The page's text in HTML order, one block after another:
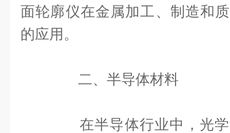
面轮廓仪在金属加工、制造和
的应用。
二、半导体材料
在半导体行业中，光学